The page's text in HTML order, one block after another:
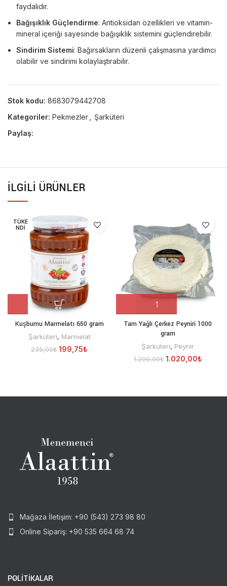
faydalıdır.
Bağışıklık Güçlendirme: Antioksidan özellikleri ve vitamin-
mineral içeriği sayesinde bağışıklık sistemini güçlendirebilir.
Sindirim Sistemi: Bağırsakların düzenli çalışmasına yardımcı
olabilir ve sindirimi kolaylaştırabilir.
Stok kodu: 8683079442708
Kategoriler: Pekmezler
Şarküteri
Paylaş:
İLGILI ÜRÜNLER
TÜKE
NDI
Kuşburnu Marmelatı 650 gram
Şarküteri, Marmelat
235,00₺ 199,75₺
Tam Yağlı Çerkez Peyniri 1000
gram
Şarküteri, Peynir
1.200,00₺ 1.020,00₺
Mağaza İletişim: +90 (543) 273 98 80
Online Sipariş: +90 535 664 68 74
POLİTİKALAR